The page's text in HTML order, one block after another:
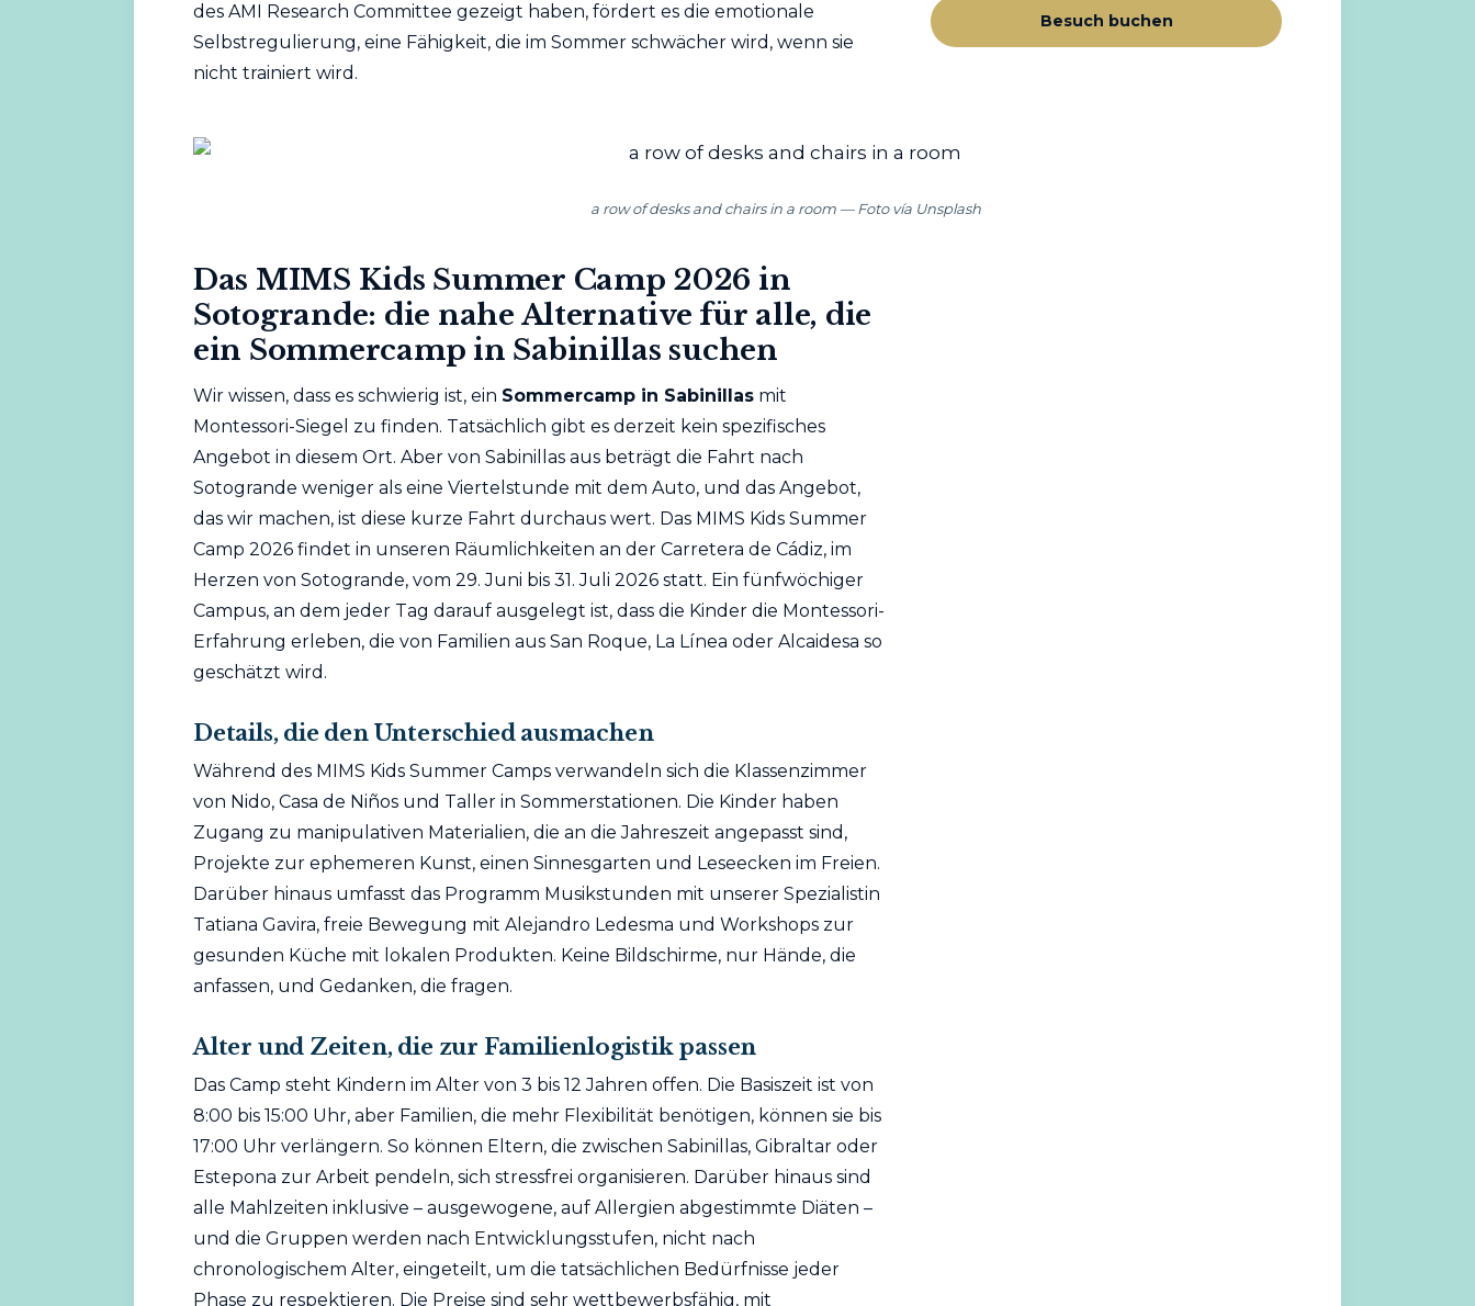
des AMI Research Committee gezeigt haben, fördert es die emotionale
Selbstregulierung, eine Fähigkeit, die im Sommer schwächer wird, wenn sie
nicht trainiert wird.
a row of desks and chairs in a room — Foto vía Unsplash
Das MIMS Kids Summer Camp 2026 in
Sotogrande: die nahe Alternative für alle, die
ein Sommercamp in Sabinillas suchen
Wir wissen, dass es schwierig ist, ein Sommercamp in Sabinillasmit
Montessori-Siegel zu finden. Tatsächlich gibt es derzeit kein spezifisches
Angebot in diesem Ort. Aber von Sabinillas aus beträgt die Fahrt nach
Sotogrande weniger als eine Viertelstunde mit dem Auto, und das Angebot,
das wir machen, ist diese kurze Fahrt durchaus wert. Das MIMS Kids Summer
Camp 2026 findet in unseren Räumlichkeiten an der Carretera de Cádiz, im
Herzen von Sotogrande, vom 29. Juni bis 31. Juli 2026 statt. Ein fünfwöchiger
Campus, an dem jeder Tag darauf ausgelegt ist, dass die Kinder die Montessori-
Erfahrung erleben, die von Familien aus San Roque, La Línea oder Alcaidesa so
geschätzt wird.
Details, die den Unterschied ausmachen
Während des MIMS Kids Summer Camps verwandeln sich die Klassenzimmer
von Nido, Casa de Niños und Taller in Sommerstationen. Die Kinder haben
Zugang zu manipulativen Materialien, die an die Jahreszeit angepasst sind,
Projekte zur ephemeren Kunst, einen Sinnesgarten und Leseecken im Freien.
Darüber hinaus umfasst das Programm Musikstunden mit unserer Spezialistin
Tatiana Gavira, freie Bewegung mit Alejandro Ledesma und Workshops zur
gesunden Küche mit lokalen Produkten. Keine Bildschirme, nur Hände, die
anfassen, und Gedanken, die fragen.
Alter und Zeiten, die zur Familienlogistik passen
Das Camp steht Kindern im Alter von 3 bis 12 Jahren offen. Die Basiszeit ist von
8:00 bis 15:00 Uhr, aber Familien, die mehr Flexibilität benötigen, können sie bis
17:00 Uhr verlängern. So können Eltern, die zwischen Sabinillas, Gibraltar oder
Estepona zur Arbeit pendeln, sich stressfrei organisieren. Darüber hinaus sind
alle Mahlzeiten inklusive – ausgewogene, auf Allergien abgestimmte Diäten –
und die Gruppen werden nach Entwicklungsstufen, nicht nach
chronologischem Alter, eingeteilt, um die tatsächlichen Bedürfnisse jeder
Phase zu respektieren. Die Preise sind sehr wettbewerbsfähig, mit
Besuch buchen